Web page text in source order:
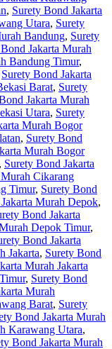
, Surety Bond Jakarta
Utara, Surety
Bandung, Surety
Jakarta Murah
Bandung Timur,
Surety Bond Jakarta
Barat, Surety
Jakarta Murah
Utara, Surety
Murah Bogor
, Surety Bond
Murah Bogor
, Surety Bond Jakarta
Cikarang
Timur, Surety Bond
Murah Depok,
Bond Jakarta
Depok Timur,
Bond Jakarta
Jakarta, Surety Bond
Murah Jakarta
, Surety Bond
Murah
Barat, Surety
Bond Jakarta Murah
Karawang Utara,
Bond Jakarta Murah